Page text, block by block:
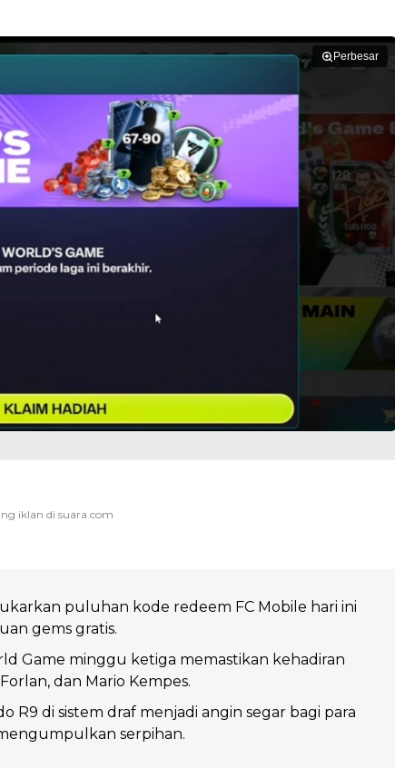
Perbesar
puluhan kode redeem FC Mobile hari ini
gems gratis.
Game minggu ketiga memastikan kehadiran
dan Mario Kempes.
R9 di sistem draf menjadi angin segar bagi para
serpihan.